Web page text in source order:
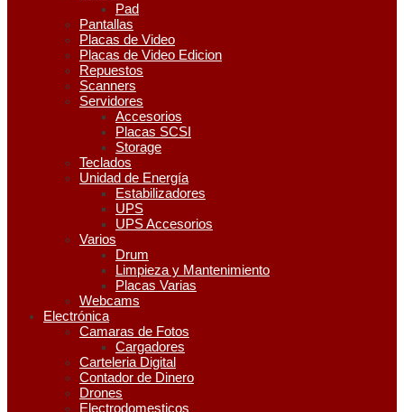
Pad
Pantallas
Placas de Video
Placas de Video Edicion
Repuestos
Scanners
Servidores
Accesorios
Placas SCSI
Storage
Teclados
Unidad de Energía
Estabilizadores
UPS
UPS Accesorios
Varios
Drum
Limpieza y Mantenimiento
Placas Varias
Webcams
Electrónica
Camaras de Fotos
Cargadores
Carteleria Digital
Contador de Dinero
Drones
Electrodomesticos